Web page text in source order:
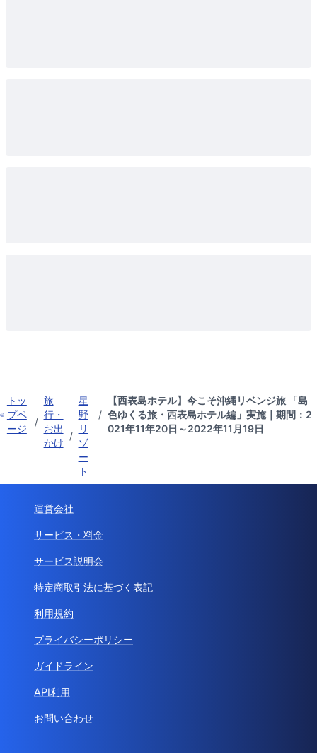
トッ
プペ
ージ
/
旅
行・
お出
かけ
/
星
野
リ
ゾ
ー
ト
/
【西表島ホテル】今こそ沖縄リベンジ旅 「島
色ゆくる旅・西表島ホテル編」実施｜期間：2
021年11年20日～2022年11月19日
運営会社
サービス・料金
サービス説明会
特定商取引法に基づく表記
利用規約
プライバシーポリシー
ガイドライン
API利用
お問い合わせ